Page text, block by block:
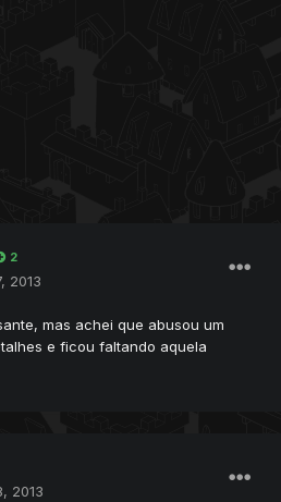
2
2013
mas achei que abusou um
e ficou faltando aquela
2013